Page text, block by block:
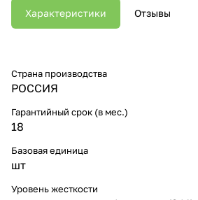
Характеристики Отзывы
Страна производства
РОССИЯ
Гарантийный срок (в мес.)
18
Базовая единица
шт
Уровень жесткости